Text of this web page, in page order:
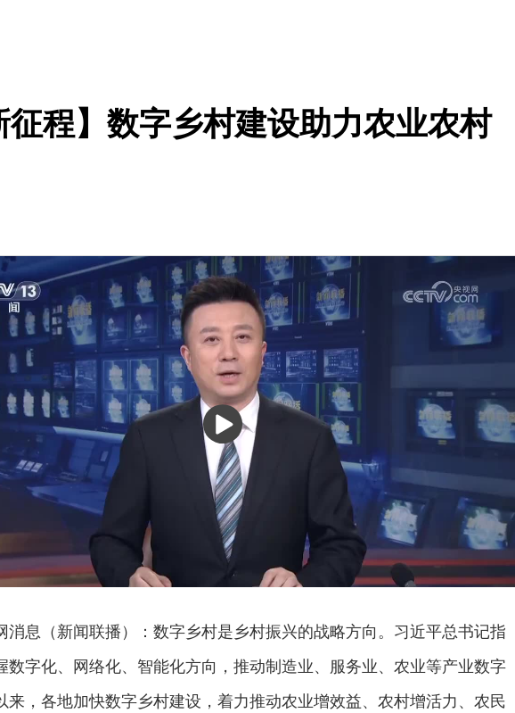
征程】数字乡村建设助力农业农村
播
放
息（新闻联播）：数字乡村是乡村振兴的战略方向。习近平总书记指
数字化、网络化、智能化方向，推动制造业、服务业、农业等产业数字
来，各地加快数字乡村建设，着力推动农业增效益、农村增活力、农民